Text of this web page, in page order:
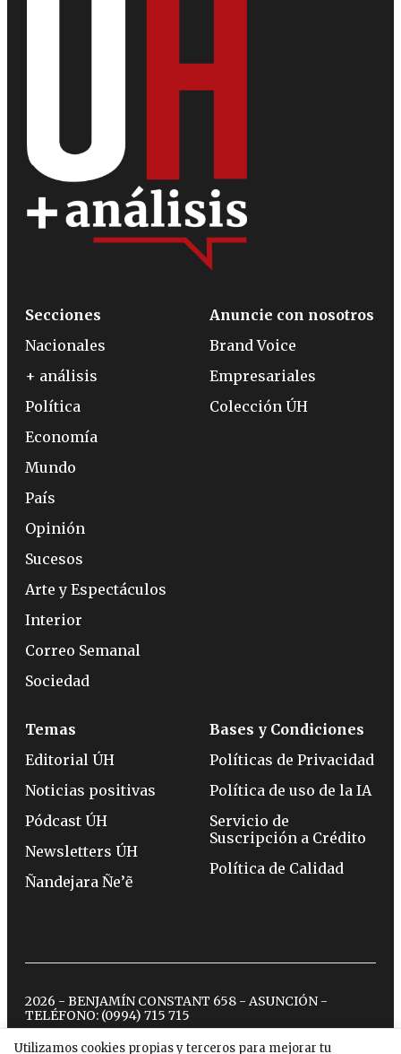
Utilizamos cookies propias y terceros para mejorar tu
Secciones
Nacionales
+ análisis
Política
Economía
Mundo
País
Opinión
Sucesos
Arte y Espectáculos
Interior
Correo Semanal
Sociedad
Anuncie con nosotros
Brand Voice
Empresariales
Colección ÚH
Temas
Editorial ÚH
Noticias positivas
Pódcast ÚH
Newsletters ÚH
Ñandejara Ñe’ẽ
Bases y Condiciones
Políticas de Privacidad
Política de uso de la IA
Servicio de
Suscripción a Crédito
Política de Calidad
2026 - BENJAMÍN CONSTANT 658 - ASUNCIÓN -
TELÉFONO: (0994) 715 715